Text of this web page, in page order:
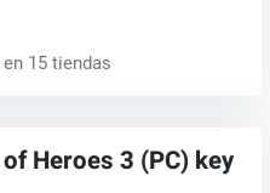
en 15 tiendas
Heroes 3 (PC) key